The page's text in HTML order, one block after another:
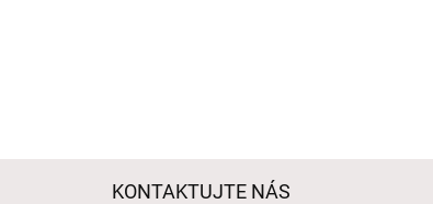
KONTAKTUJTE NÁS